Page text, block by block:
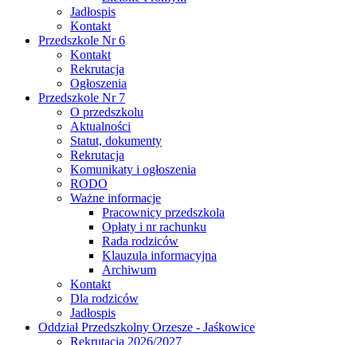
Jadłospis
Kontakt
Przedszkole Nr 6
Kontakt
Rekrutacja
Ogłoszenia
Przedszkole Nr 7
O przedszkolu
Aktualności
Statut, dokumenty
Rekrutacja
Komunikaty i ogłoszenia
RODO
Ważne informacje
Pracownicy przedszkola
Opłaty i nr rachunku
Rada rodziców
Klauzula informacyjna
Archiwum
Kontakt
Dla rodziców
Jadłospis
Oddział Przedszkolny Orzesze - Jaśkowice
Rekrutacja 2026/2027